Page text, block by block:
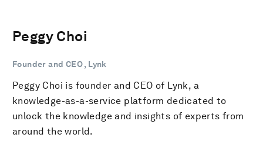
Peggy Choi
Founder and CEO , Lynk
Peggy Choi is founder and CEO of Lynk, a
knowledge-as-a-service platform dedicated to
unlock the knowledge and insights of experts from
around the world.